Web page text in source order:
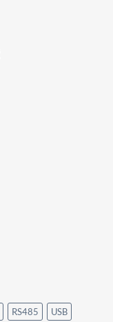
RS485 USB